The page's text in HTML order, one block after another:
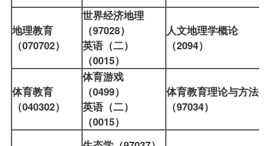
地理教育
（070702）
世界经济地理
（97028）
英语（二）
（0015）
人文地理学概论
（2094）
体育教育
（040302）
体育游戏
（0499）
英语（二）
（0015）
体育教育理论与方法
（97034）